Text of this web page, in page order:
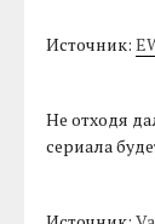
Источник:
Не отходя
сериала